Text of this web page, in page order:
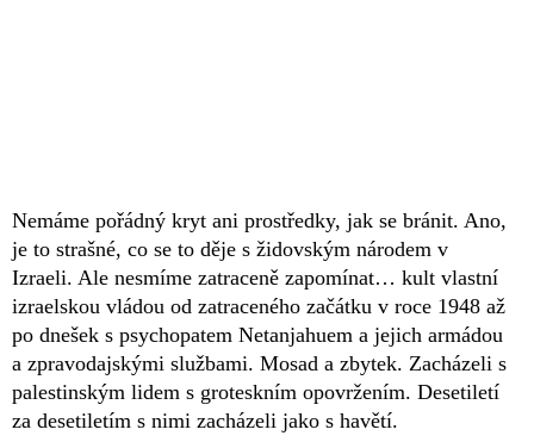
Nemáme pořádný kryt ani prostředky, jak se bránit. Ano,
je to strašné, co se to děje s židovským národem v
Izraeli. Ale nesmíme zatraceně zapomínat… kult vlastní
izraelskou vládou od zatraceného začátku v roce 1948 až
po dnešek s psychopatem Netanjahuem a jejich armádou
a zpravodajskými službami. Mosad a zbytek. Zacházeli s
palestinským lidem s groteskním opovržením. Desetiletí
za desetiletím s nimi zacházeli jako s havětí.